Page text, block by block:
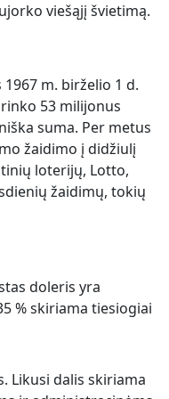
viešąjį švietimą.
m. birželio 1 d.
53 milijonus
suma. Per metus
žaidimo į didžiulį
loterijų, Lotto,
žaidimų, tokių
doleris yra
% skiriama tiesiogiai
Likusi dalis skiriama